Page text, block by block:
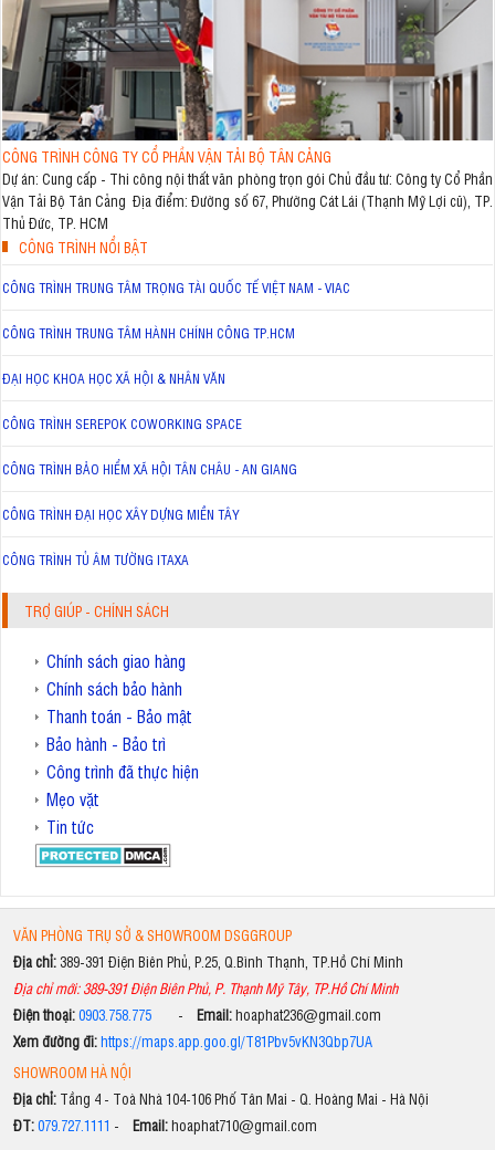
CÔNG TRÌNH CÔNG TY CỔ PHẦN VẬN TẢI BỘ TÂN CẢNG
Dự án: Cung cấp - Thi công nội thất văn phòng trọn gói Chủ đầu tư: Công ty Cổ Phần
Vận Tải Bộ Tân Cảng Địa điểm: Đường số 67, Phường Cát Lái (Thạnh Mỹ Lợi cũ), TP.
Thủ Đức, TP. HCM
CÔNG TRÌNH NỔI BẬT
CÔNG TRÌNH TRUNG TÂM TRỌNG TÀI QUỐC TẾ VIỆT NAM - VIAC
CÔNG TRÌNH TRUNG TÂM HÀNH CHÍNH CÔNG TP.HCM
ĐẠI HỌC KHOA HỌC XÃ HỘI & NHÂN VĂN
CÔNG TRÌNH SEREPOK COWORKING SPACE
CÔNG TRÌNH BẢO HIỂM XÃ HỘI TÂN CHÂU - AN GIANG
CÔNG TRÌNH ĐẠI HỌC XÂY DỰNG MIỀN TÂY
CÔNG TRÌNH TỦ ÂM TƯỜNG ITAXA
TRỢ GIÚP - CHÍNH SÁCH
Chính sách giao hàng
Chính sách bảo hành
Thanh toán - Bảo mật
Bảo hành - Bảo trì
Công trình đã thực hiện
Mẹo vặt
Tin tức
VĂN PHÒNG TRỤ SỞ & SHOWROOM DSGGROUP
Địa chỉ: 389-391 Điện Biên Phủ, P.25, Q.Bình Thạnh, TP.Hồ Chí Minh
Địa chỉ mới: 389-391 Điện Biên Phủ, P. Thạnh Mỹ Tây, TP.Hồ Chí Minh
Điện thoại:0903.758.775- Email:hoaphat236@gmail.com
Xem đường đi:https://maps.app.goo.gl/T81Pbv5vKN3Qbp7UA
SHOWROOM HÀ NỘI
Địa chỉ:Tầng 4 - Toà Nhà 104-106 Phố Tân Mai - Q. Hoàng Mai - Hà Nội
ĐT:079.727.1111 - Email:hoaphat710@gmail.com